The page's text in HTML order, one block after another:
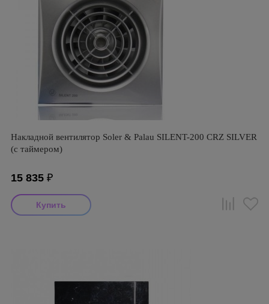
Накладной вентилятор Soler & Palau SILENT-200 CRZ SILVER
(с таймером)
15 835 ₽